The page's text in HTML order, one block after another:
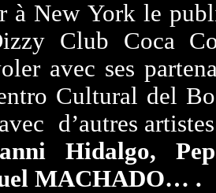
à New York le
Club Coca
avec ses
Cultural del
d’autres
Hidalgo,
MACHADO… .